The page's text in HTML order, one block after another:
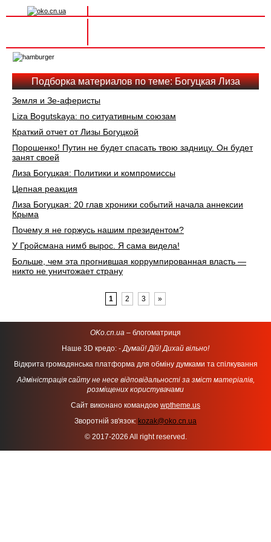
navigation
Подборка материалов по теме: Богуцкая Лиза
Земля и Зе-аферисты
Liza Bogutskaya: по ситуативным союзам
Краткий отчет от Лизы Богуцкой
Порошенко! Путин не будет спасать твою задницу. Он будет
занят своей
Лиза Богуцкая: Политики и компромиссы
Цепная реакция
Лиза Богуцкая: 20 глав хроники событий начала аннексии
Крыма
Почему я не горжусь нашим президентом?
У Гройсмана нимб вырос. Я сама видела!
Больше, чем эта прогнившая коррумпированная власть —
никто не уничтожает страну
1 2 3 »
OKo.cn.ua – блогоматриця
Наше 3D кредо: -Думай! Дій! Дихай вільно!
Відкрита громадянська платформа для обміну думками та спілкування
Адміністрація сайту не несе відповідальності за зміст матеріалів,
розміщених користувачами
Сайт виконано командою wptheme.us
Зворотній зв'язок: kozak@oko.cn.ua
© 2017-2026 All right reserved.